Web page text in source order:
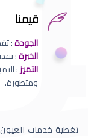
قيمنا
الجودة:
الخبرة:
التميز:
ومتطورة.
تغطية خدمات